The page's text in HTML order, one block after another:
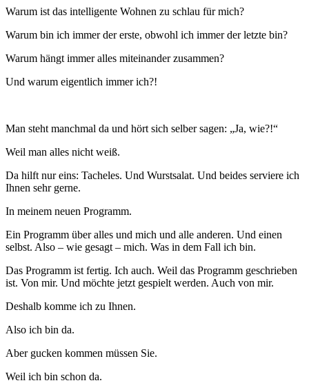
Warum ist das intelligente Wohnen zu schlau für mich?
Warum bin ich immer der erste, obwohl ich immer der letzte bin?
Warum hängt immer alles miteinander zusammen?
Und warum eigentlich immer ich?!
Man steht manchmal da und hört sich selber sagen: „Ja, wie?!“
Weil man alles nicht weiß.
Da hilft nur eins: Tacheles. Und Wurstsalat. Und beides serviere ich
Ihnen sehr gerne.
In meinem neuen Programm.
Ein Programm über alles und mich und alle anderen. Und einen
selbst. Also – wie gesagt – mich. Was in dem Fall ich bin.
Das Programm ist fertig. Ich auch. Weil das Programm geschrieben
ist. Von mir. Und möchte jetzt gespielt werden. Auch von mir.
Deshalb komme ich zu Ihnen.
Also ich bin da.
Aber gucken kommen müssen Sie.
Weil ich bin schon da.